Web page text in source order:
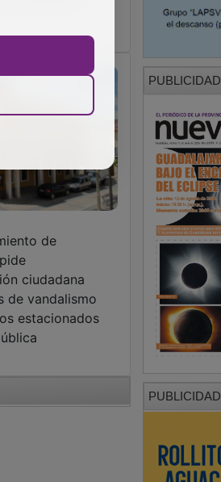
de
ciudadana
de vandalismo
estacionados
PUBLICIDAD
PUBLICIDAD